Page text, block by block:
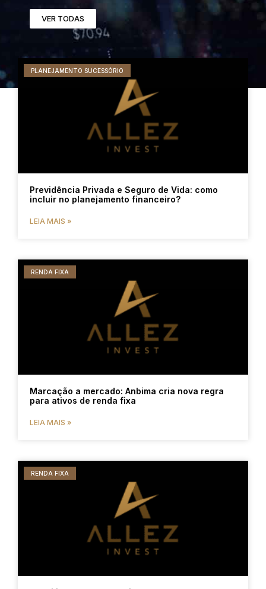
VER TODAS
PLANEJAMENTO SUCESSÓRIO
Previdência Privada e Seguro de Vida: como
incluir no planejamento financeiro?
LEIA MAIS »
RENDA FIXA
Marcação a mercado: Anbima cria nova regra
para ativos de renda fixa
LEIA MAIS »
RENDA FIXA